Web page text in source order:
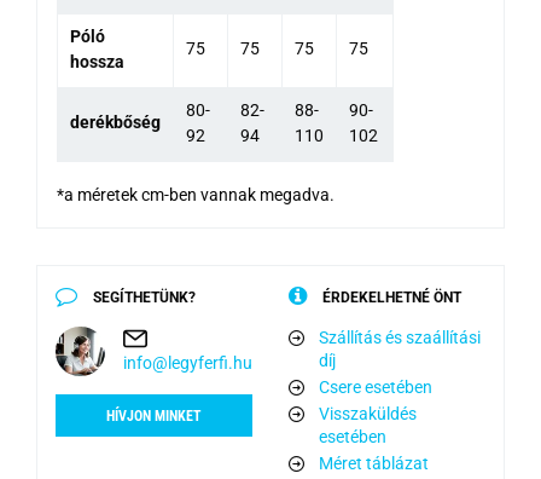
Póló
hossza
75 75 75 75
derékbőség
80-
92
82-
94
88-
110
90-
102
*a méretek cm-ben vannak megadva.
SEGÍTHETÜNK?
info@legyferfi.hu
HÍVJON MINKET
ÉRDEKELHETNÉ ÖNT
Szállítás és szaállítási
díj
Csere esetében
Visszaküldés
esetében
Méret táblázat